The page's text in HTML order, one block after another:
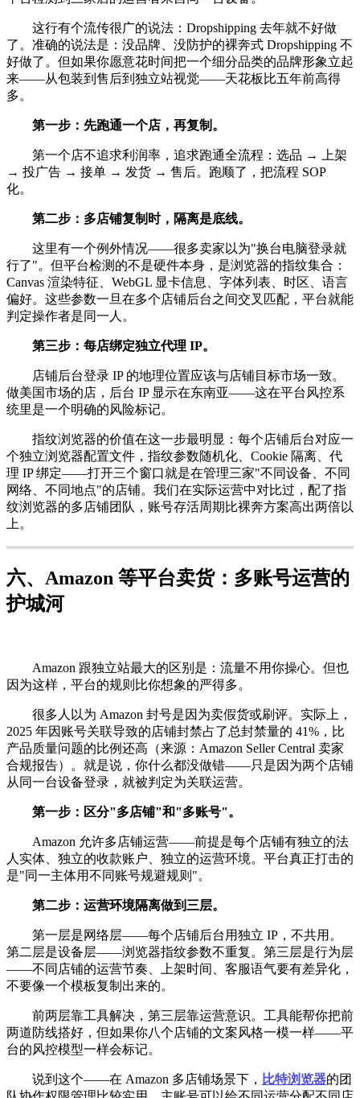
这行有个流传很广的说法：Dropshipping 去年就不好做
了。准确的说法是：没品牌、没防护的裸奔式 Dropshipping 不
好做了。但如果你愿意花时间把一个细分品类的品牌形象立起
来——从包装到售后到独立站视觉——天花板比五年前高得
多。
第一步：先跑通一个店，再复制。
第一个店不追求利润率，追求跑通全流程：选品 → 上架
→ 投广告 → 接单 → 发货 → 售后。跑顺了，把流程 SOP
化。
第二步：多店铺复制时，隔离是底线。
这里有一个例外情况——很多卖家以为"换台电脑登录就
行了"。但平台检测的不是硬件本身，是浏览器的指纹集合：
Canvas 渲染特征、WebGL 显卡信息、字体列表、时区、语言
偏好。这些参数一旦在多个店铺后台之间交叉匹配，平台就能
判定操作者是同一人。
第三步：每店绑定独立代理 IP。
店铺后台登录 IP 的地理位置应该与店铺目标市场一致。
做美国市场的店，后台 IP 显示在东南亚——这在平台风控系
统里是一个明确的风险标记。
指纹浏览器的价值在这一步最明显：每个店铺后台对应一
个独立浏览器配置文件，指纹参数随机化、Cookie 隔离、代
理 IP 绑定——打开三个窗口就是在管理三家"不同设备、不同
网络、不同地点"的店铺。我们在实际运营中对比过，配了指
纹浏览器的多店铺团队，账号存活周期比裸奔方案高出两倍以
上。
六、Amazon 等平台卖货：多账号运营的
护城河
Amazon 跟独立站最大的区别是：流量不用你操心。但也
因为这样，平台的规则比你想象的严得多。
很多人以为 Amazon 封号是因为卖假货或刷评。实际上，
2025 年因账号关联导致的店铺封禁占了总封禁量的 41%，比
产品质量问题的比例还高（来源：Amazon Seller Central 卖家
合规报告）。就是说，你什么都没做错——只是因为两个店铺
从同一台设备登录，就被判定为关联运营。
第一步：区分"多店铺"和"多账号"。
Amazon 允许多店铺运营——前提是每个店铺有独立的法
人实体、独立的收款账户、独立的运营环境。平台真正打击的
是"同一主体用不同账号规避规则"。
第二步：运营环境隔离做到三层。
第一层是网络层——每个店铺后台用独立 IP，不共用。
第二层是设备层——浏览器指纹参数不重复。第三层是行为层
——不同店铺的运营节奏、上架时间、客服语气要有差异化，
不要像一个模板复制出来的。
前两层靠工具解决，第三层靠运营意识。工具能帮你把前
两道防线搭好，但如果你八个店铺的文案风格一模一样——平
台的风控模型一样会标记。
说到这个——在 Amazon 多店铺场景下， 比特浏览器的团